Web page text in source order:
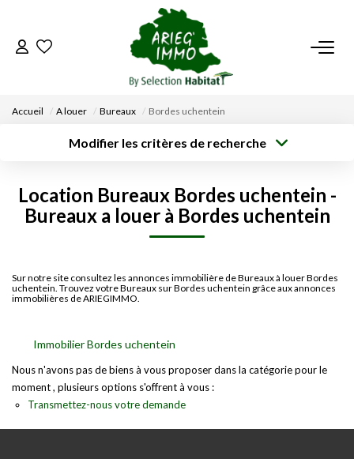
ACCUEIL
DÉPOSEZ VOTRE RECHERCHE
EN
Accueil A louer Bureaux Bordes uchentein
Modifier les critères de recherche
Sélectionnez...
Type de bien
Surface min
Budget max
Location Bureaux Bordes uchentein -
Bureaux a louer à Bordes uchentein
Sur notre site consultez les annonces immobilière de Bureaux à louer Bordes
uchentein. Trouvez votre Bureaux sur Bordes uchentein grâce aux annonces
immobilières de ARIEGIMMO.
Immobilier Bordes uchentein
Nous n'avons pas de biens à vous proposer dans la catégorie pour le
moment , plusieurs options s'offrent à vous :
Transmettez-nous votre demande